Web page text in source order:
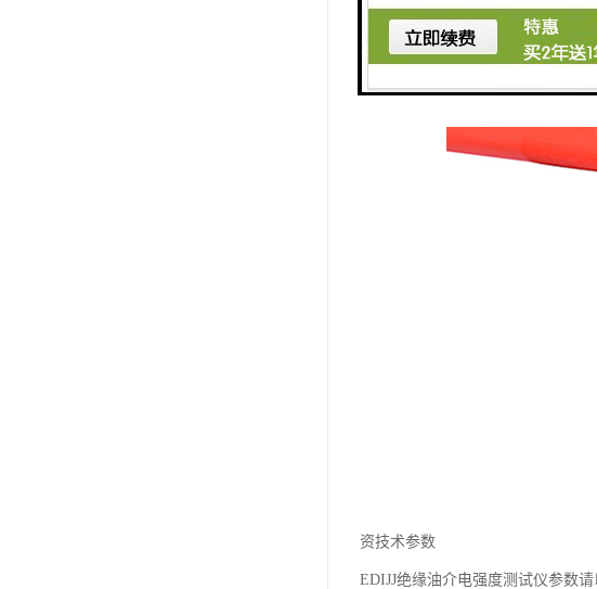
资技术参数
EDIJJ绝缘油介电强度测试仪参数